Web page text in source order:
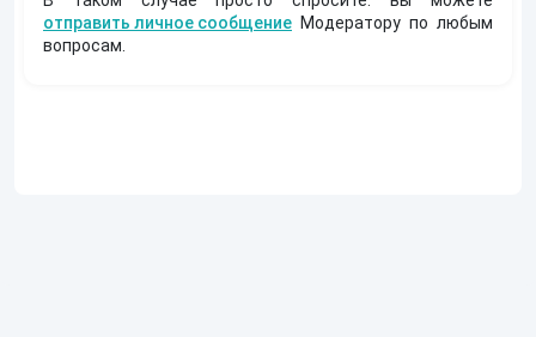
отправить личное сообщение Модератору по любым
вопросам.